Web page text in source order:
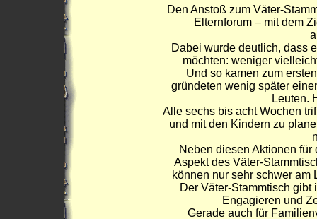
Den Anstoß zum Väter-
Elternforum – mit dem
Dabei wurde deutlich, dass
möchten: weniger
Und so kamen zum
gründeten wenig später
Leuten.
Alle sechs bis acht Wochen
und mit den Kindern zu
Neben diesen Aktionen
Aspekt des Väter-
können nur sehr schwer
Der Väter-Stammtisch
Engagieren und
Gerade auch für